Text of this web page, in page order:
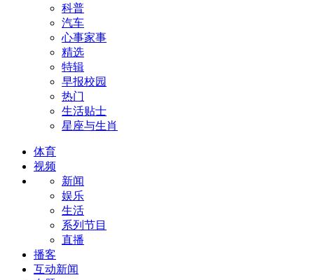
科普
汽车
心事家事
精选
特辑
早报校园
热门
生活贴士
星座与生肖
体育
视频
新闻
娱乐
生活
系列节目
直播
播客
互动新闻